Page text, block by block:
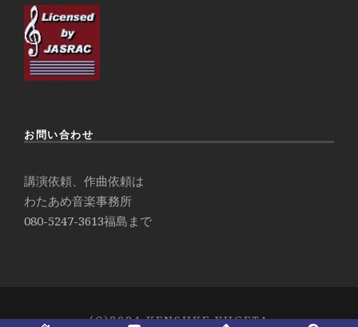
お問い合わせ
講演依頼、作曲依頼は
わたあめ音楽事務所
080-5247-3613福島まで
(C)2024 KENSUKE YUGETA